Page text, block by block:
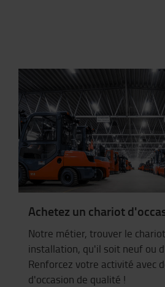
Achetez un chariot
Notre métier, trouver le
installation, qu'il soit neuf ou
Renforcez votre activité avec
d'occasion de qualité !